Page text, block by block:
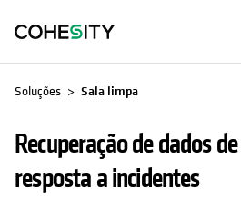
Soluções Sala limpa
Recuperação de dados
resposta a incidentes
OPENS IN A NEW TAB